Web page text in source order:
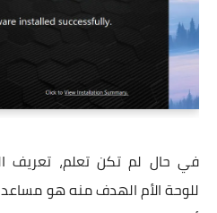
في حال لم تكن تعلم، تعريف
للوحة الأم الهدف منه هو